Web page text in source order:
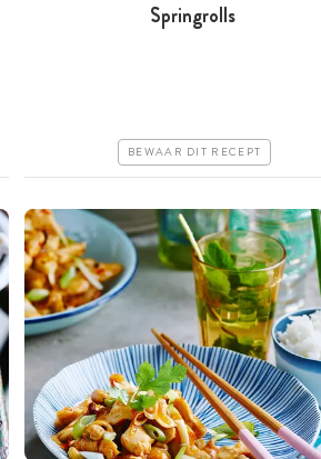
Springrolls
BEWAAR DIT RECEPT